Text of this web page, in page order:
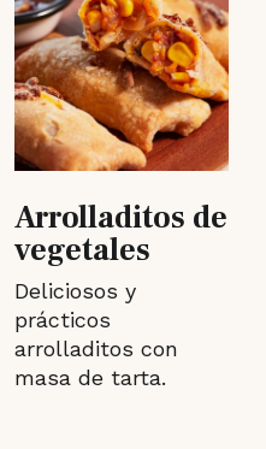
Arrolladitos de
vegetales
Deliciosos y
prácticos
arrolladitos con
masa de tarta.